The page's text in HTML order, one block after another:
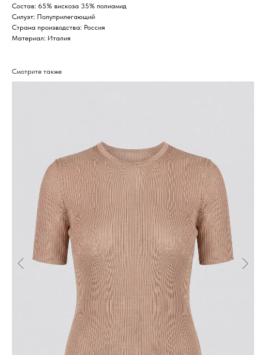
Состав: 65% вискоза 35% полиамид
Силуэт: Полуприлегающий
Страна производства: Россия
Материал: Италия
Смотрите также